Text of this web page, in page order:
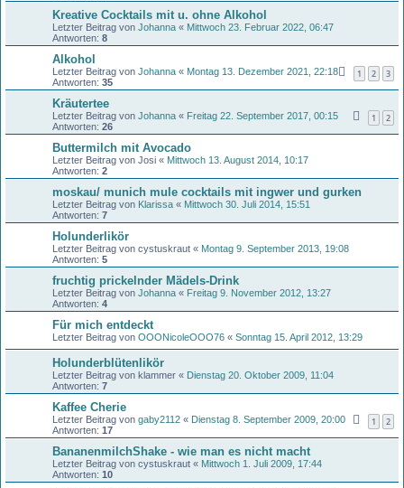
Kreative Cocktails mit u. ohne Alkohol
Letzter Beitrag von Johanna « Mittwoch 23. Februar 2022, 06:47
Antworten: 8
Alkohol
Letzter Beitrag von Johanna « Montag 13. Dezember 2021, 22:18
Antworten: 35
1 2 3
Kräutertee
Letzter Beitrag von Johanna « Freitag 22. September 2017, 00:15
Antworten: 26
1 2
Buttermilch mit Avocado
Letzter Beitrag von Josi « Mittwoch 13. August 2014, 10:17
Antworten: 2
moskau/ munich mule cocktails mit ingwer und gurken
Letzter Beitrag von Klarissa « Mittwoch 30. Juli 2014, 15:51
Antworten: 7
Holunderlikör
Letzter Beitrag von cystuskraut « Montag 9. September 2013, 19:08
Antworten: 5
fruchtig prickelnder Mädels-Drink
Letzter Beitrag von Johanna « Freitag 9. November 2012, 13:27
Antworten: 4
Für mich entdeckt
Letzter Beitrag von OOONicoleOOO76 « Sonntag 15. April 2012, 13:29
Holunderblütenlikör
Letzter Beitrag von klammer « Dienstag 20. Oktober 2009, 11:04
Antworten: 7
Kaffee Cherie
Letzter Beitrag von gaby2112 « Dienstag 8. September 2009, 20:00
Antworten: 17
1 2
BananenmilchShake - wie man es nicht macht
Letzter Beitrag von cystuskraut « Mittwoch 1. Juli 2009, 17:44
Antworten: 10